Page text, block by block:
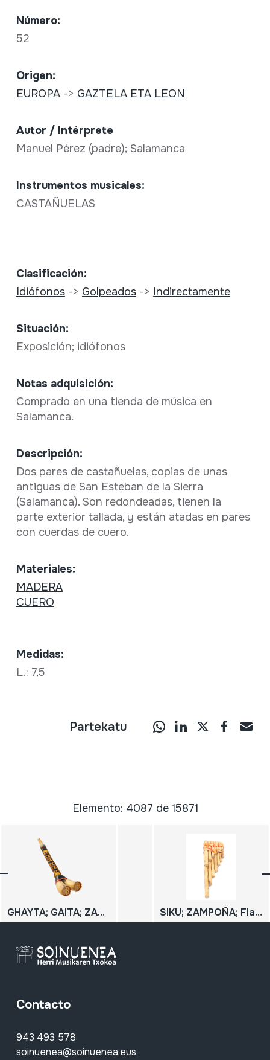
Número:
52
Origen:
EUROPA-> GAZTELA ETA LEON
Autor / Intérprete
Manuel Pérez (padre); Salamanca
Instrumentos musicales:
CASTAÑUELAS
Clasificación:
Idiófonos-> Golpeados-> Indirectamente
Situación:
Exposición; idiófonos
Notas adquisición:
Comprado en una tienda de música en
Salamanca.
Descripción:
Dos pares de castañuelas, copias de unas
antiguas de San Esteban de la Sierra
(Salamanca). Son redondeadas, tienen la
parte exterior tallada, y están atadas en pares
con cuerdas de cuero.
Materiales:
MADERA
CUERO
Medidas:
L.: 7,5
Partekatu
Elemento: 4087 de 15871
GHAYTA; GAITA; ZAMR SIKU; ZAMPOÑA; Flauta de Pan
Contacto
943 493 578
soinuenea@soinuenea.eus